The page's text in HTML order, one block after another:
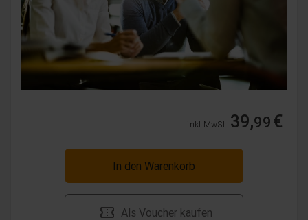
inkl. MwSt. 39,99€
In den Warenkorb
Als Voucher kaufen